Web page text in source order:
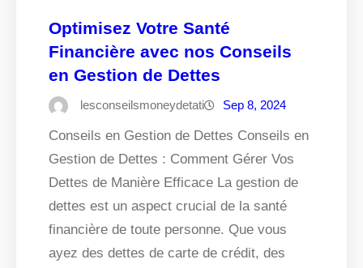
Optimisez Votre Santé
Financière avec nos Conseils
en Gestion de Dettes
lesconseilsmoneydetati Sep 8, 2024
Conseils en Gestion de Dettes Conseils en
Gestion de Dettes : Comment Gérer Vos
Dettes de Manière Efficace La gestion de
dettes est un aspect crucial de la santé
financière de toute personne. Que vous
ayez des dettes de carte de crédit, des